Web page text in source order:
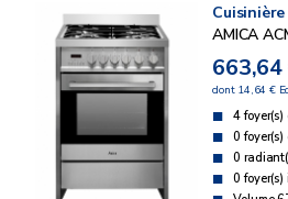
AMICA
663,64
dont 14,64 €
4 foyer(s)
0 foyer(s)
0
0